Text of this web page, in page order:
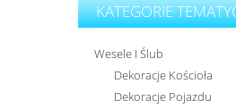
KATEGORIE
Wesele I Ślub
Dekoracje Kościoła
Dekoracje Pojazdu